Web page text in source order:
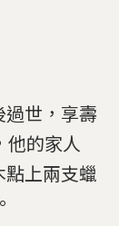
世，享壽
他的家人
上兩支蠟